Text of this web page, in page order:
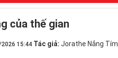
của thế gian
15:44 Tác giả: Jorathe Nắng Tím